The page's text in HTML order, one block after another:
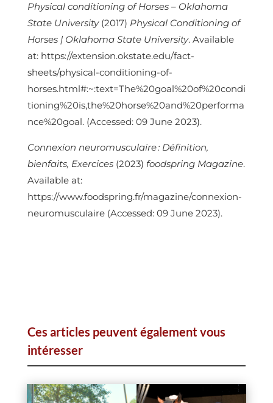
Physical conditioning of Horses – Oklahoma
State University(2017) Physical Conditioning of
Horses | Oklahoma State University. Available
at: https://extension.okstate.edu/fact-
sheets/physical-conditioning-of-
horses.html#:~:text=The%20goal%20of%20condi
tioning%20is,the%20horse%20and%20performa
nce%20goal. (Accessed: 09 June 2023).
Connexion neuromusculaire : Définition,
bienfaits, Exercices(2023) foodspring Magazine.
Available at:
https://www.foodspring.fr/magazine/connexion-
neuromusculaire (Accessed: 09 June 2023).
Ces articles peuvent également vous
intéresser